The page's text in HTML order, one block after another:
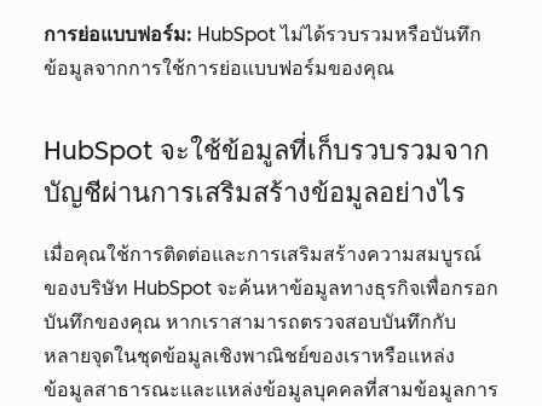
การย่อแบบฟอร์ม: HubSpot ไม่ได้รวบรวมหรือบันทึก
ข้อมูลจากการใช้การย่อแบบฟอร์มของคุณ
HubSpot จะใช้ข้อมูลที่เก็บรวบรวมจาก
บัญชีผ่านการเสริมสร้างข้อมูลอย่างไร
เมื่อคุณใช้การติดต่อและการเสริมสร้างความสมบูรณ์
ของบริษัท HubSpot จะค้นหาข้อมูลทางธุรกิจเพื่อกรอก
บันทึกของคุณ หากเราสามารถตรวจสอบบันทึกกับ
หลายจุดในชุดข้อมูลเชิงพาณิชย์ของเราหรือแหล่ง
ข้อมูลสาธารณะและแหล่งข้อมูลบุคคลที่สามข้อมูลการ